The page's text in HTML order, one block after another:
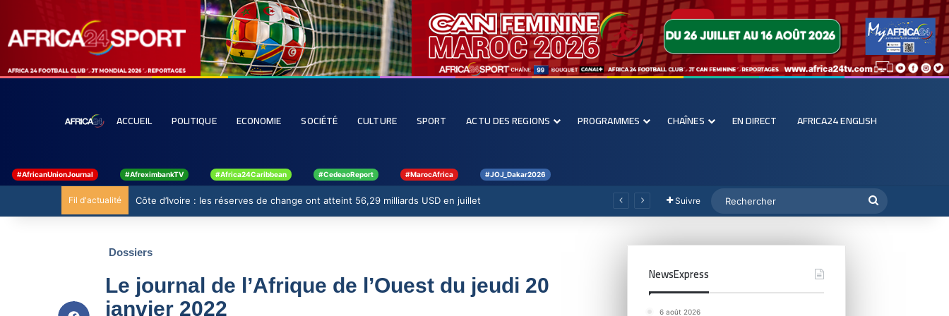
ACCUEIL POLITIQUE ECONOMIE SOCIÉTÉ CULTURE SPORT ACTU DES REGIONS PROGRAMMES CHAÎNES EN DIRECT AFRICA24 ENGLISH
#AfricanUnionJournal #AfreximbankTV #Africa24Caribbean #CedeaoReport #MarocAfrica #JOJ_Dakar2026
Fil d'actualité Côte d’Ivoire : les réserves de change ont atteint 56,29 milliards USD en juillet Suivre
Dossiers
Le journal de l’Afrique de l’Ouest du jeudi 20
janvier 2022
NewsExpress
6 août 2026